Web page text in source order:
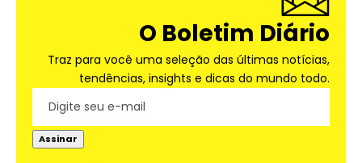
O Boletim Diário
Traz para você uma seleção das últimas notícias,
tendências, insights e dicas do mundo todo.